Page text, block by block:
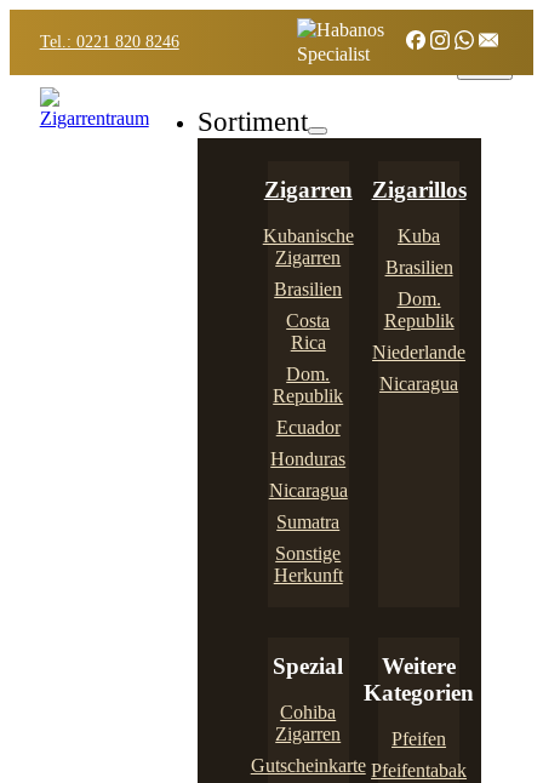
Tel.: 0221 820 8246
Sortiment
Zigarren
Kubanische
Zigarren
Brasilien
Costa
Rica
Dom.
Republik
Ecuador
Honduras
Nicaragua
Sumatra
Sonstige
Herkunft
Zigarillos
Kuba
Brasilien
Dom.
Republik
Niederlande
Nicaragua
Spezial
Cohiba
Zigarren
Gutscheinkarte
Weitere
Kategorien
Pfeifen
Pfeifentabak